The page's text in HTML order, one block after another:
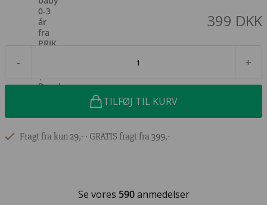
399 DKK
- +
TILFØJ TIL KURV
Fragt fra kun 29,- ∙ GRATIS fragt fra 399,-
Se vores 590anmedelser